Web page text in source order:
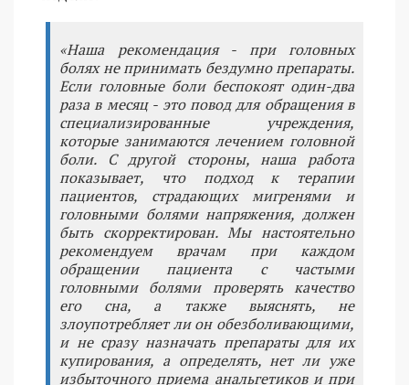
«Наша рекомендация - при головных
болях не принимать бездумно препараты.
Если головные боли беспокоят один-два
раза в месяц - это повод для обращения в
специализированные учреждения,
которые занимаются лечением головной
боли. С другой стороны, наша работа
показывает, что подход к терапии
пациентов, страдающих мигренями и
головными болями напряжения, должен
быть скорректирован. Мы настоятельно
рекомендуем врачам при каждом
обращении пациента с частыми
головными болями проверять качество
его сна, а также выяснять, не
злоупотребляет ли он обезболивающими,
и не сразу назначать препараты для их
купирования, а определять, нет ли уже
избыточного приема анальгетиков и при